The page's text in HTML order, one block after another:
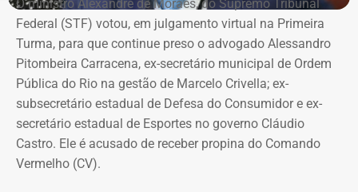
identificável judicialmente. Também sustenta que o sigilo
da fonte protege o informante, mas não elimina a
responsabilidade de quem decide publicar, editar e
impulsionar um conteúdo.
Chamado a se manifestar antes da decisão sobre a
liminar, o Ministério Público do Estado do Rio de Janeiro
recomendou que os pedidos urgentes fossem rejeitados.
julho, a Delegacia de Atendimento à Mulher (Deam) da
Zona Sul instaurou um inquérito após receber do
Ministério Público do Rio (MPRJ) uma notícia de fato que
apontava um possível estupro contra uma adolescente de
17 anos durante o pré-carnaval deste ano.
A investigação está em andamento e tramita sob sigilo.
O ministro Alexandre de Moraes, do Supremo Tribunal
Federal (STF) votou, em julgamento virtual na Primeira
Turma, para que continue preso o advogado Alessandro
Pitombeira Carracena, ex-secretário municipal de Ordem
Pública do Rio na gestão de Marcelo Crivella; ex-
subsecretário estadual de Defesa do Consumidor e ex-
secretário estadual de Esportes no governo Cláudio
Castro. Ele é acusado de receber propina do Comando
Vermelho (CV).